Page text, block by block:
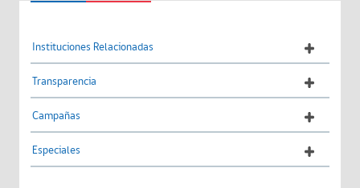
Instituciones Relacionadas
Transparencia
Campañas
Especiales